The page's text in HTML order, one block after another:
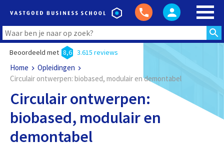
Beoordeeld met 8,6 3.615 reviews
Home
Opleidingen
Circulair ontwerpen: biobased, modulair en demontabel
Circulair ontwerpen:
biobased, modulair en
demontabel